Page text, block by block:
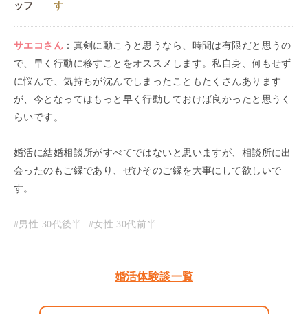
す
サエコ さん ： 真剣に動こうと思うなら、時間は有限だと思うの
で、早く行動に移すことをオススメします。私自身、何もせず
に悩んで、気持ちが沈んでしまったこともたくさんあります
が、今となってはもっと早く行動しておけば良かったと思うく
らいです。
婚活に結婚相談所がすべてではないと思いますが、相談所に出
会ったのもご縁であり、ぜひそのご縁を大事にして欲しいで
す。
#男性 30代後半 #女性 30代前半
婚活体験談一覧